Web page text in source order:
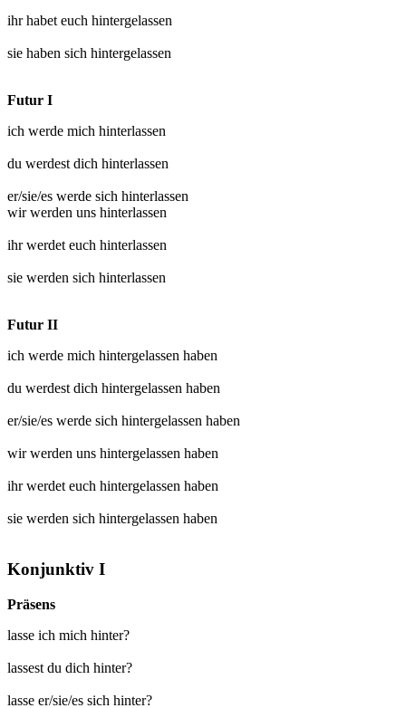
ihr habet euch hintergelassen
sie haben sich hintergelassen
Futur I
ich werde mich hinterlassen
du werdest dich hinterlassen
er/sie/es werde sich hinterlassen
wir werden uns hinterlassen
ihr werdet euch hinterlassen
sie werden sich hinterlassen
Futur II
ich werde mich hintergelassen haben
du werdest dich hintergelassen haben
er/sie/es werde sich hintergelassen haben
wir werden uns hintergelassen haben
ihr werdet euch hintergelassen haben
sie werden sich hintergelassen haben
Konjunktiv I
Präsens
lasse ich mich hinter?
lassest du dich hinter?
lasse er/sie/es sich hinter?